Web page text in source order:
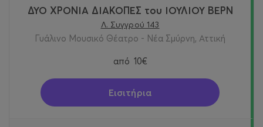
ΔΥΟ ΧΡΟΝΙΑ ΔΙΑΚΟΠΕΣ του ΙΟΥΛΙΟΥ ΒΕΡΝ
Λ. Συγγρού 143
Γυάλινο Μουσικό Θέατρο - Νέα Σμύρνη, Αττική
από 10€
Εισιτήρια